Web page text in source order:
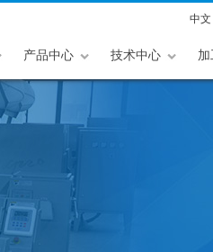
中文
技术中心
产品中心